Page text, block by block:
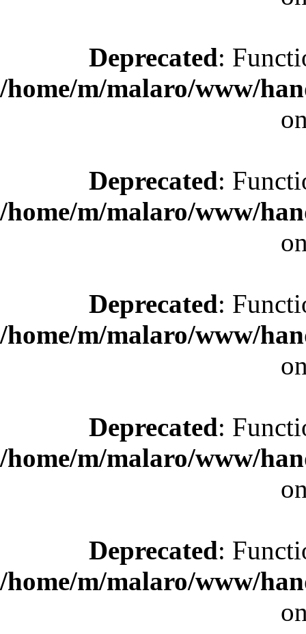
Deprecated:
/home/m/malaro/www/
Deprecated:
/home/m/malaro/www/
Deprecated:
/home/m/malaro/www/
Deprecated:
/home/m/malaro/www/
Deprecated:
/home/m/malaro/www/